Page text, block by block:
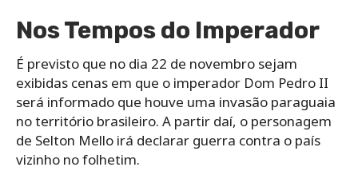
Nos Tempos do Imperador
É previsto que no dia 22 de novembro sejam
exibidas cenas em que o imperador Dom Pedro II
será informado que houve uma invasão paraguaia
no território brasileiro. A partir daí, o personagem
de Selton Mello irá declarar guerra contra o país
vizinho no folhetim.